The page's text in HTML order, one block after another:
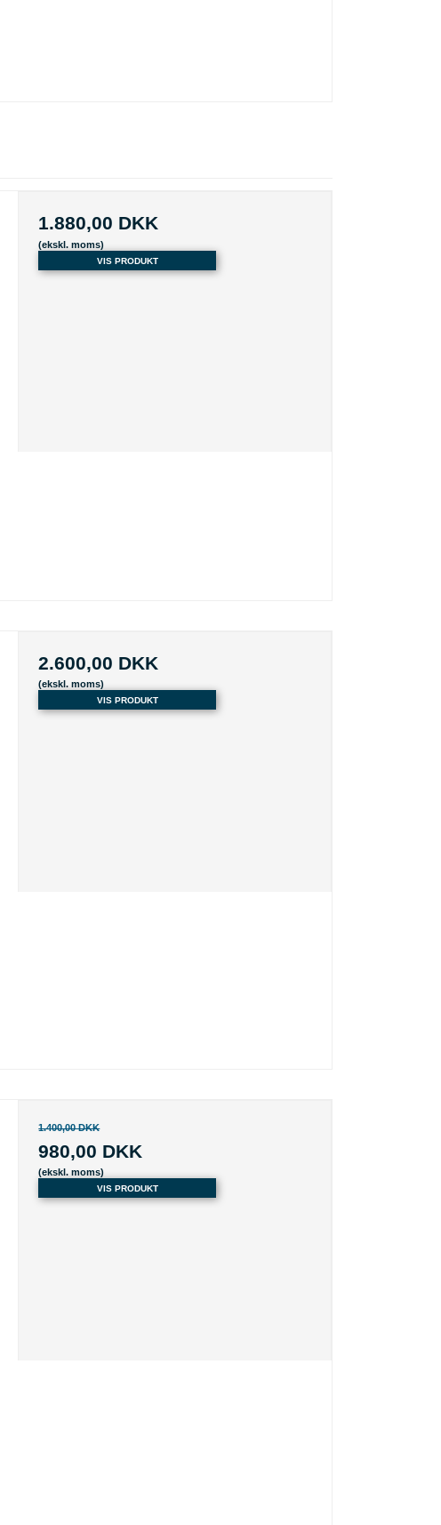
1.880,00 DKK
(ekskl. moms)
VIS PRODUKT
2.600,00 DKK
(ekskl. moms)
VIS PRODUKT
1.400,00 DKK
980,00 DKK
(ekskl. moms)
VIS PRODUKT